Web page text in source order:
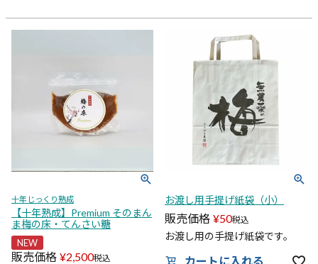
十年じっくり熟成
【十年熟成】Premium そのまん
ま梅の床・てんさい糖
NEW
販売価格 ¥2,500税込
お渡し用手提げ紙袋（小）
販売価格 ¥50税込
お渡し用の手提げ紙袋です。
カートに入れる